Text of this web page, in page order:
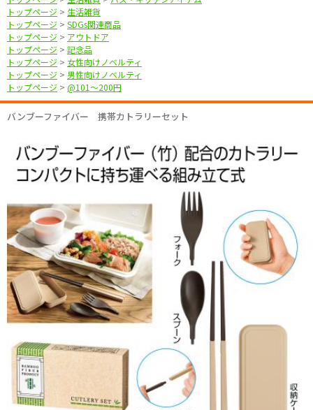
トップページ > 生活雑貨
トップページ > SDGs関連商品
トップページ > アウトドア
トップページ > 記念品
トップページ > 女性向けノベルティ
トップページ > 男性向けノベルティ
トップページ > @101〜200円
バンブーファイバー 携帯カトラリーセット